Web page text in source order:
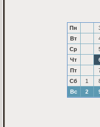
Пн
Вт
Ср
Чт
Пт
Сб
1
Вс
2